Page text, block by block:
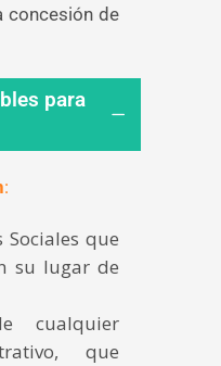
concesión de
para
:
Sociales que
su lugar de
cualquier
que